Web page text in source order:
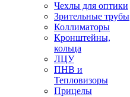
Чехлы для оптики
Зрительные трубы
Коллиматоры
Кронштейны,
кольца
ЛЦУ
ПНВ и
Тепловизоры
Прицелы